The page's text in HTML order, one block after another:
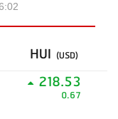
HUI (USD)
218.53
0.67